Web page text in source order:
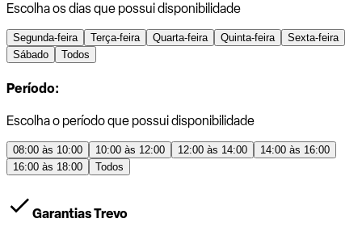
Escolha os dias que possui disponibilidade
Segunda-feira Terça-feira Quarta-feira Quinta-feira
Sexta-feira
Sábado
Todos
Período:
Escolha o período que possui disponibilidade
08:00 às 10:00 10:00 às 12:00 12:00 às 14:00
14:00 às 16:00
16:00 às 18:00
Todos
Garantias Trevo